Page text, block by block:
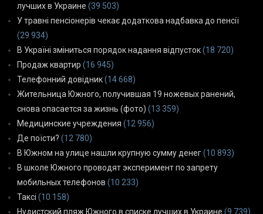
лучших в Украине (39 503)
У травні пенсіонерів чекає додаткова надбавка до пенсії
(29 934)
В Україні зміниться порядок надання відпусток(18 720)
Продаж квартир (16 945)
Телефонний довідник(14 668)
Жительница Южного, получившая 19 ножевых ранений,
снова опасается за жизнь (фото) (13 359)
Медицинские учреждения (12 956)
Де поїсти? (12 780)
В Южном на улице нашли крупную сумму денег(10 893)
В школе Южного проводят эксперимент по запрету
мобильных телефонов (10 233)
Таксі (10 158)
Нудистский пляж Южного в списке лучших в Украине (9 739)